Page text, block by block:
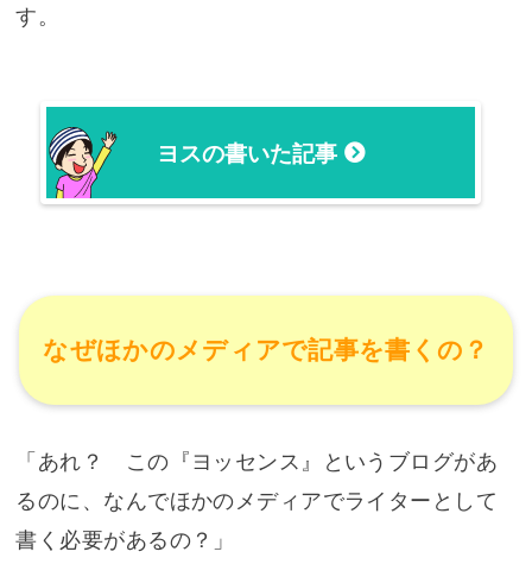
す。
ヨスの書いた記事
なぜほかのメディアで記事を書くの？
「あれ？ この『ヨッセンス』というブログがあ
るのに、なんでほかのメディアでライターとして
書く必要があるの？」